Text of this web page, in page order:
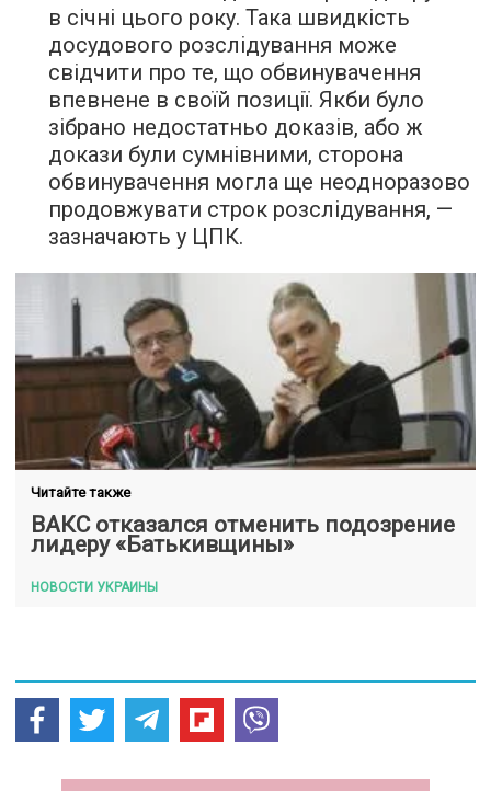
в січні цього року. Така швидкість
досудового розслідування може
свідчити про те, що обвинувачення
впевнене в своїй позиції. Якби було
зібрано недостатньо доказів, або ж
докази були сумнівними, сторона
обвинувачення могла ще неодноразово
продовжувати строк розслідування, —
зазначають у ЦПК.
Читайте также
ВАКС отказался отменить подозрение
лидеру «Батькивщины»
НОВОСТИ УКРАИНЫ